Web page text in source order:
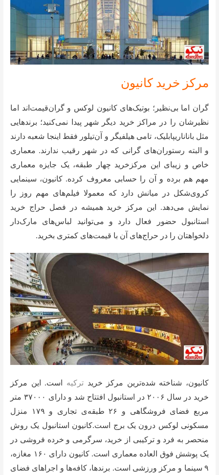
مرکز خرید کانیون
گران اما بی‌نظیر؛ بوتیک‌های کانیون لوکس و گران‌قیمت‌اند اما
نظیرشان را در مراکز خرید دیگر شهر پیدا نمی‌کنید؛ برند‌هایی
مثل بانانا‌ریپابلیک، تامی هیلفیگر و آن‌تیلور فقط اینجا شعبه دارند
و البته رستوران‌های گرانی که در شهر رقیب ندارند. معماری
خاص و زیبای این مرکزخرید چهار طبقه، یک جایزه‌ معماری
مهم هم برده و آن را حسابی معروف کرده. کانیون، سینمایی
کروی‌شکل در میانش دارد که معمولا فیلم‌های مهم روز را
نمایش می‌دهد. این مرکز خرید همیشه در فصل حراج خرید
استانبول حضور فعال دارد و می‌توانید لباس‌های مارک‌دار
دلخواهتان را در حراج‌‌های آن با قیمت‌های کمتری بخرید.
کانیون، شناخته شده‌ترین مرکز خریدترکیه است. این مرکز
خرید در سال ۲۰۰۶ در استانبول افتتاح شد و دارای ۳۷۰۰۰ متر
مربع فضای فروشگاهی و ۲۶ طبقه‌ی تجاری و ۱۷۹ منزل
مسکونی لوکس درون یک برج است.کانیون استانبول یک روش
منحصر به فرد و ترکیبی از خرید، سرگرمی و خرده فروشی در
یک پوشش فوق العاده معماری است. کانیون دارای ۱۶۰ مغازه،
۹ سینما و مرکز ورزشی است. برندها، کافه‌ها و اجراهای فضای